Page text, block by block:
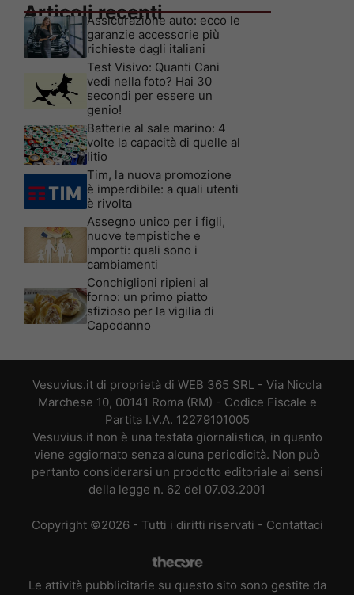
Articoli recenti
Assicurazione auto: ecco le
garanzie accessorie più
richieste dagli italiani
Test Visivo: Quanti Cani
vedi nella foto? Hai 30
secondi per essere un
genio!
Batterie al sale marino: 4
volte la capacità di quelle al
litio
Tim, la nuova promozione
è imperdibile: a quali utenti
è rivolta
Assegno unico per i figli,
nuove tempistiche e
importi: quali sono i
cambiamenti
Conchiglioni ripieni al
forno: un primo piatto
sfizioso per la vigilia di
Capodanno
Vesuvius.it di proprietà di WEB 365 SRL - Via Nicola
Marchese 10, 00141 Roma (RM) - Codice Fiscale e
Partita I.V.A. 12279101005
Vesuvius.it non è una testata giornalistica, in quanto
viene aggiornato senza alcuna periodicità. Non può
pertanto considerarsi un prodotto editoriale ai sensi
della legge n. 62 del 07.03.2001
Copyright ©2026 - Tutti i diritti riservati - Contattaci
Le attività pubblicitarie su questo sito sono gestite da